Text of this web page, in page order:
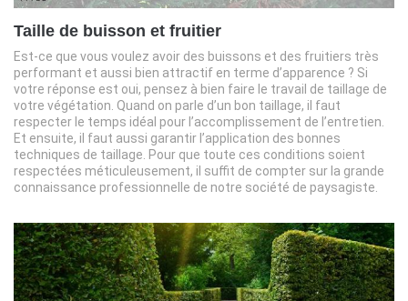
Taille de buisson et fruitier
Est-ce que vous voulez avoir des buissons et des fruitiers très
performant et aussi bien attractif en terme d’apparence ? Si
votre réponse est oui, pensez à bien faire le travail de taillage de
votre végétation. Quand on parle d’un bon taillage, il faut
respecter le temps idéal pour l’accomplissement de l’entretien.
Et ensuite, il faut aussi garantir l’application des bonnes
techniques de taillage. Pour que toute ces conditions soient
respectées méticuleusement, il suffit de compter sur la grande
connaissance professionnelle de notre société de paysagiste.